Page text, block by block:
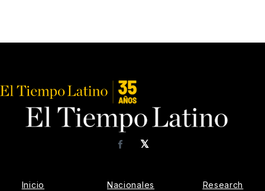
𝕏
Facebook
Inicio Nacionales Research